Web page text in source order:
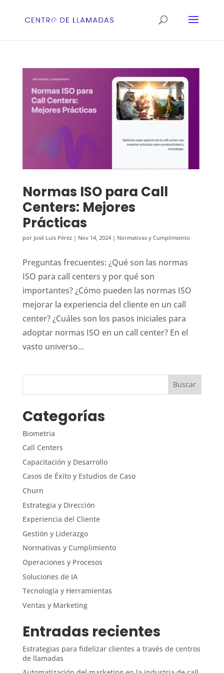
Normas ISO para Call
Centers: Mejores
Prácticas
por José Luis Pérez| Nov 14, 2024| Normativas y Cumplimiento
Preguntas frecuentes: ¿Qué son las normas
ISO para call centers y por qué son
importantes? ¿Cómo pueden las normas ISO
mejorar la experiencia del cliente en un call
center? ¿Cuáles son los pasos iniciales para
adoptar normas ISO en un call center? En el
vasto universo...
Categorías
Biometria
Call Centers
Capacitación y Desarrollo
Casos de Éxito y Estudios de Caso
Churn
Estrategia y Dirección
Experiencia del Cliente
Gestión y Liderazgo
Normativas y Cumplimiento
Operaciones y Procesos
Soluciones de IA
Tecnología y Herramientas
Ventas y Marketing
Entradas recientes
Estrategias para fidelizar clientes a través de centros
de llamadas